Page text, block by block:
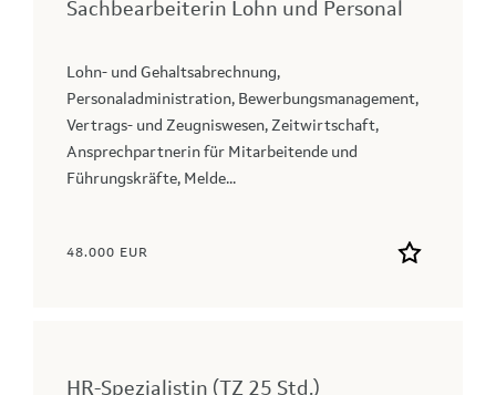
Sachbearbeiterin Lohn und Personal
Lohn- und Gehaltsabrechnung,
Personaladministration, Bewerbungsmanagement,
Vertrags- und Zeugniswesen, Zeitwirtschaft,
Ansprechpartnerin für Mitarbeitende und
Führungskräfte, Melde...
48.000 EUR
HR-Spezialistin (TZ 25 Std.)